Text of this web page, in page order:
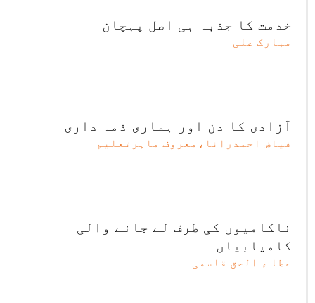
خدمت کا جذبہ ہی اصل پہچان
مبارک علی
آزادی کا دن اور ہماری ذمہ داری
فیاض احمدرانا،معروف ماہرتعلیم
ناکامیوں کی طرف لے جانے والی
کامیابیاں
عطا ء الحق قاسمی